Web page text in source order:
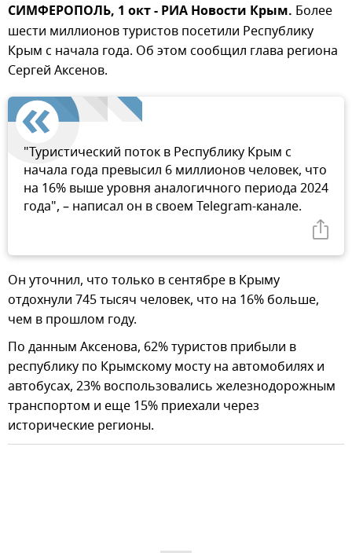
СИМФЕРОПОЛЬ, 1 окт - РИА Новости Крым. Более
шести миллионов туристов посетили Республику
Крым с начала года. Об этом сообщил глава региона
Сергей Аксенов.
"Туристический поток в Республику Крым с
начала года превысил 6 миллионов человек, что
на 16% выше уровня аналогичного периода 2024
года", – написал он в своем Telegram-канале.
Он уточнил, что только в сентябре в Крыму
отдохнули 745 тысяч человек, что на 16% больше,
чем в прошлом году.
По данным Аксенова, 62% туристов прибыли в
республику по Крымскому мосту на автомобилях и
автобусах, 23% воспользовались железнодорожным
транспортом и еще 15% приехали через
исторические регионы.